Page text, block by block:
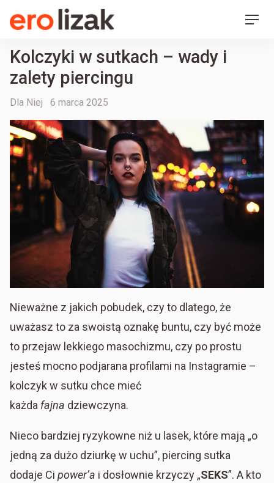
SkipEro Lizak
Kolczyki w sutkach – wady i
zalety piercingu
Categories
Dla Niej
Posted
6 marca 2025
Nieważne z jakich pobudek, czy to dlatego, że
uważasz to za swoistą oznakę buntu, czy być może
to przejaw lekkiego masochizmu, czy po prostu
jesteś mocno podjarana profilami na Instagramie –
kolczyk w sutku chce mieć
każda fajna dziewczyna.
Nieco bardziej ryzykowne niż u lasek, które mają „o
jedną za dużo dziurkę w uchu”, piercing sutka
dodaje Ci power’a i dosłownie krzyczy „SEKS”. A kto